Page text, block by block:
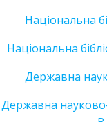
Національна
Національна
Державна
Державна науково-